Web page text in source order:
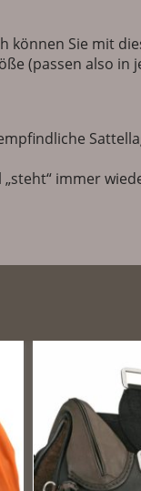
Sie mit
(passen also in
immer